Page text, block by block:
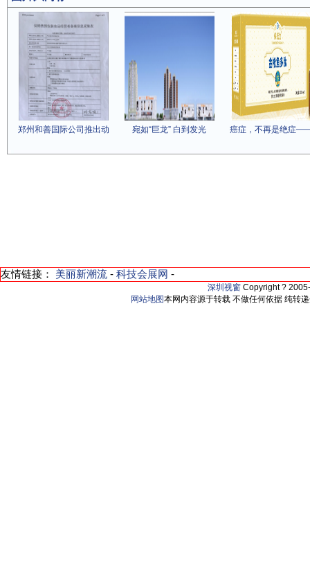
郑州和善国际公司推出动 宛如“巨龙” 白到发光 癌症，不再是绝症
友情链接： 美丽新潮流 - 科技会展网 -
深圳视窗 Copyright ?
网站地图本网内容源于转载 不做任何依据 纯转